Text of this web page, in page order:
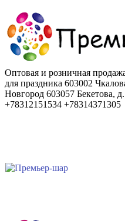
Оптовая и розничная
для праздника 603002
Новгород 603057 Бекетова,
+78312151534 +78314371305